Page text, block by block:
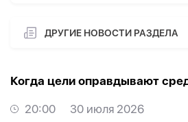
ДРУГИЕ НОВОСТИ РАЗДЕЛА
Когда цели оправдывают
20:00
30 июля 2026